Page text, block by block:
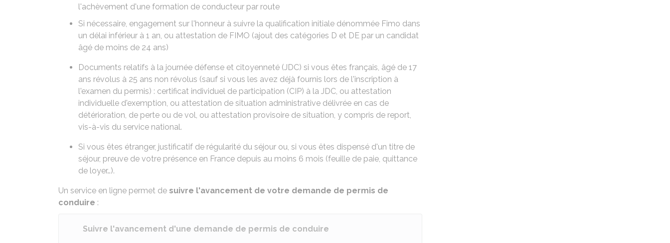
l'achèvement d'une formation de conducteur par route
Si nécessaire, engagement sur l'honneur à suivre la qualification initiale dénommée Fimo dans
un délai inférieur à 1 an, ou attestation de FIMO (ajout des catégories D et DE par un candidat
âgé de moins de 24 ans)
Documents relatifs à la journée défense et citoyenneté (JDC) si vous êtes français, âgé de 17
ans révolus à 25 ans non révolus (sauf si vous les avez déjà fournis lors de l'inscription à
l'examen du permis) : certificat individuel de participation (CIP) à la JDC, ou attestation
individuelle d'exemption, ou attestation de situation administrative délivrée en cas de
détérioration, de perte ou de vol, ou attestation provisoire de situation, y compris de report,
vis-à-vis du service national.
Si vous êtes étranger, justificatif de régularité du séjour ou, si vous êtes dispensé d'un titre de
séjour, preuve de votre présence en France depuis au moins 6 mois (feuille de paie, quittance
de loyer…).
Un service en ligne permet de suivre l'avancement de votre demande de permis de
conduire :
Suivre l'avancement d'une demande de permis de conduire